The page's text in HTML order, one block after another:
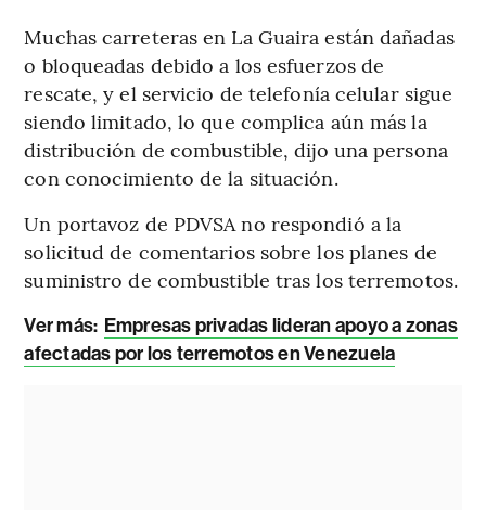
Muchas carreteras en La Guaira están dañadas
o bloqueadas debido a los esfuerzos de
rescate, y el servicio de telefonía celular sigue
siendo limitado, lo que complica aún más la
distribución de combustible, dijo una persona
con conocimiento de la situación.
Un portavoz de PDVSA no respondió a la
solicitud de comentarios sobre los planes de
suministro de combustible tras los terremotos.
Ver más: Empresas privadas lideran apoyo a zonas
afectadas por los terremotos en Venezuela